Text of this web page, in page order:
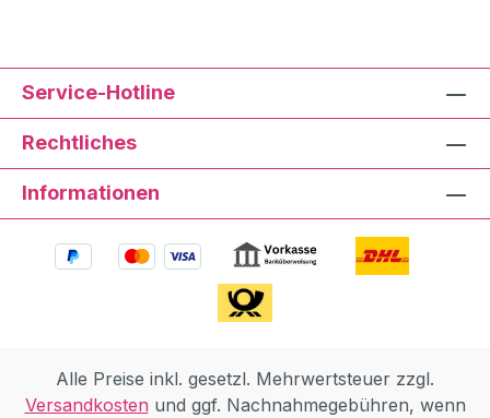
Service-Hotline
Rechtliches
Informationen
Alle Preise inkl. gesetzl. Mehrwertsteuer zzgl.
Versandkosten und ggf. Nachnahmegebühren, wenn